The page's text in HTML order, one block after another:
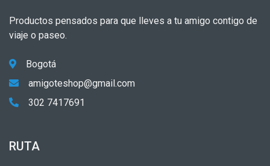
Productos pensados para que lleves a tu amigo contigo de
viaje o paseo.
Bogotá
amigoteshop@gmail.com
302 7417691
RUTA